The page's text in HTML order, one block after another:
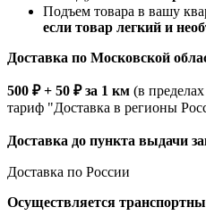
Подъем товара в вашу
если товар легкий и
Доставка по Московской
500 ₽ + 50 ₽ за 1 км (в
тариф "Доставка в регионы
Доставка до пункта выдачи
Доставка по России
Осуществляется